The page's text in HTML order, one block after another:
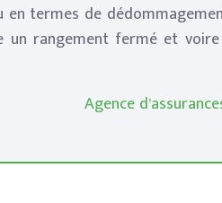
termes de
un rangement fermé et
Agence